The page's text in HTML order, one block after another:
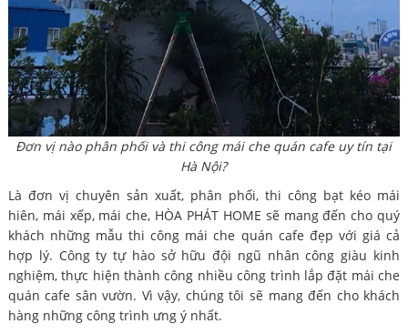
Đơn vị nào phân phối và thi công mái che quán cafe uy tín tại
Hà Nội?
Là đơn vị chuyên sản xuất, phân phối, thi công bạt kéo mái
hiên, mái xếp, mái che, HÒA PHÁT HOME sẽ mang đến cho quý
khách những mẫu thi công mái che quán cafe đẹp với giá cả
hợp lý. Công ty tự hào sở hữu đội ngũ nhân công giàu kinh
nghiệm, thực hiện thành công nhiều công trình lắp đặt mái che
quán cafe sân vườn. Vì vậy, chúng tôi sẽ mang đến cho khách
hàng những công trình ưng ý nhất.